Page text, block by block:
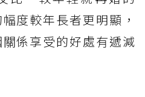
度較年長者更明顯，
係享受的好處有遞減